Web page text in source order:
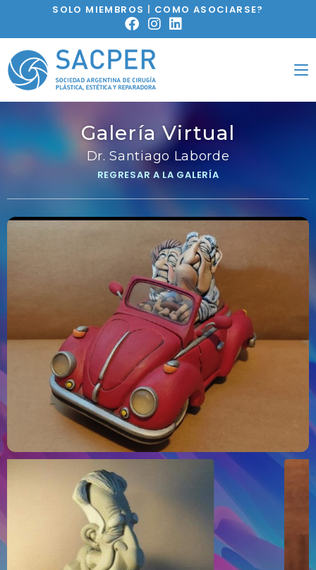
SOLO MIEMBROS | COMO ASOCIARSE?
Galería Virtual
Dr. Santiago Laborde
REGRESAR A LA GALERÍA